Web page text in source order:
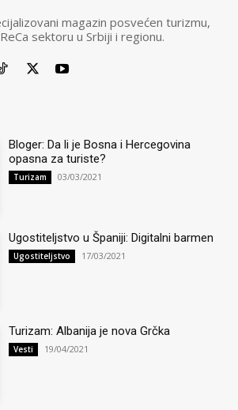
magazin posvećen turizmu,
sektoru u Srbiji i regionu.
Bloger: Da li je Bosna i Hercegovina
opasna za turiste?
Turizam 03/03/2021
Ugostiteljstvo u Španiji: Digitalni barmen
Ugostiteljstvo 17/03/2021
Turizam: Albanija je nova Grčka
Vesti 19/04/2021